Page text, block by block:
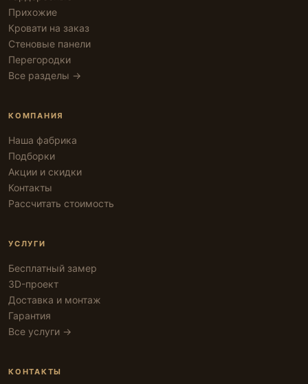
Прихожие
Кровати на заказ
Стеновые панели
Перегородки
Все разделы →
КОМПАНИЯ
Наша фабрика
Подборки
Акции и скидки
Контакты
Рассчитать стоимость
УСЛУГИ
Бесплатный замер
3D-проект
Доставка и монтаж
Гарантия
Все услуги →
КОНТАКТЫ